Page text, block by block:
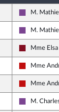
Ensemble
M.
Ensemble
M.
Gauche
Mme Elsa
La France
Mme
La France
Mme
Ensemble
M.